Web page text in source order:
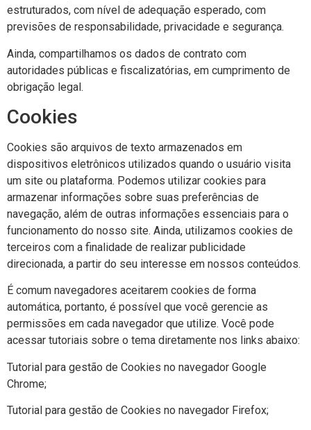
estruturados, com nível de adequação esperado, com
previsões de responsabilidade, privacidade e segurança.
Ainda, compartilhamos os dados de contrato com
autoridades públicas e fiscalizatórias, em cumprimento de
obrigação legal.
Cookies
Cookies são arquivos de texto armazenados em
dispositivos eletrônicos utilizados quando o usuário visita
um site ou plataforma. Podemos utilizar cookies para
armazenar informações sobre suas preferências de
navegação, além de outras informações essenciais para o
funcionamento do nosso site. Ainda, utilizamos cookies de
terceiros com a finalidade de realizar publicidade
direcionada, a partir do seu interesse em nossos conteúdos.
É comum navegadores aceitarem cookies de forma
automática, portanto, é possível que você gerencie as
permissões em cada navegador que utilize. Você pode
acessar tutoriais sobre o tema diretamente nos links abaixo:
Tutorial para gestão de Cookies no navegador Google
Chrome;
Tutorial para gestão de Cookies no navegador Firefox;